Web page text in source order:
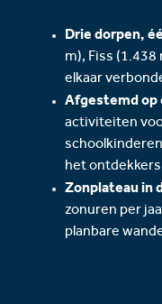
Drie dorpen,
m), Fiss
elkaar
Afgestemd
activiteiten
het
Zonplateau in
zonuren per
planbare